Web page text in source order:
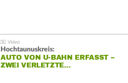
Hochtaunuskreis:
AUTO VON U-BAHN ERFASST –
ZWEI VERLETZTE…